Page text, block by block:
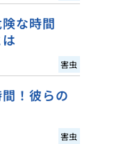
な時間
害虫
！彼らの
害虫